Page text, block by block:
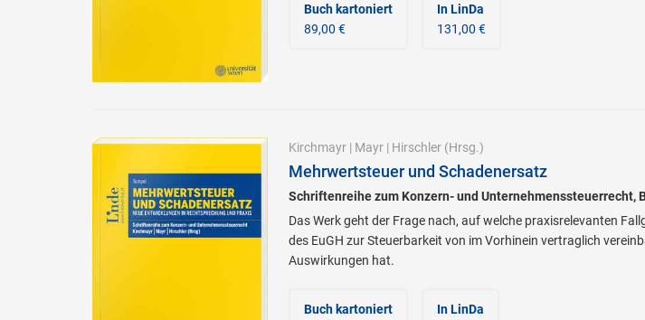
Buch kartoniert
89,00 €
In LinDa
131,00 €
Kirchmayr| Mayr| Hirschler(Hrsg.)
Mehrwertsteuer und Schadenersatz
Schriftenreihe zum Konzern- und Unternehmenssteuerrecht,
Das Werk geht der Frage nach, auf welche praxisrelevanten
des EuGH zur Steuerbarkeit von im Vorhinein vertraglich
Auswirkungen hat.
Buch kartoniert
In LinDa